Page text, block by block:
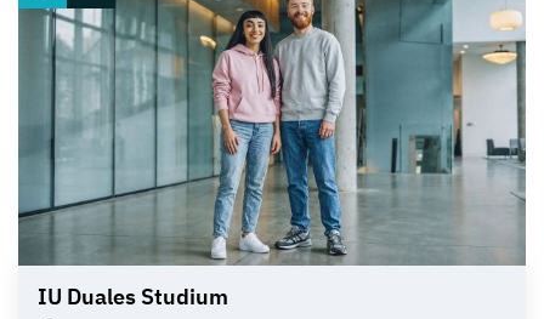
IU Duales Studium